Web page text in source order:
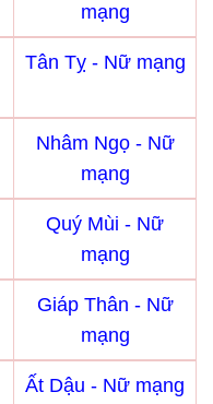
mạng
Tân Tỵ - Nữ mạng
Nhâm Ngọ - Nữ
mạng
Quý Mùi - Nữ
mạng
Giáp Thân - Nữ
mạng
Ất Dậu - Nữ mạng